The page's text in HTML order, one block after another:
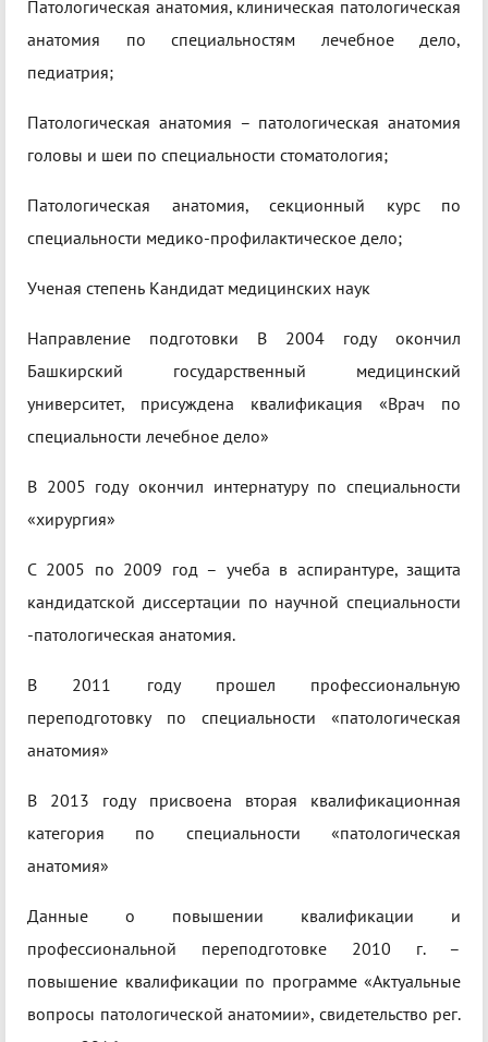
Патологическая анатомия, клиническая патологическая
анатомия по специальностям лечебное дело,
педиатрия;
Патологическая анатомия – патологическая анатомия
головы и шеи по специальности стоматология;
Патологическая анатомия, секционный курс по
специальности медико-профилактическое дело;
Ученая степень Кандидат медицинских наук
Направление подготовки В 2004 году окончил
Башкирский государственный медицинский
университет, присуждена квалификация «Врач по
специальности лечебное дело»
В 2005 году окончил интернатуру по специальности
«хирургия»
С 2005 по 2009 год – учеба в аспирантуре, защита
кандидатской диссертации по научной специальности
-патологическая анатомия.
В 2011 году прошел профессиональную
переподготовку по специальности «патологическая
анатомия»
В 2013 году присвоена вторая квалификационная
категория по специальности «патологическая
анатомия»
Данные о повышении квалификации и
профессиональной переподготовке 2010 г. –
повышение квалификации по программе «Актуальные
вопросы патологической анатомии», свидетельство рег.